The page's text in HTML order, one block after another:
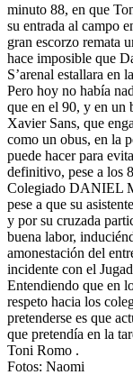
minuto 88, en que
su entrada al campo
gran escorzo remata
hace imposible que
S’arenal estallara en
Pero hoy no había
que en el 90, y en un
Xavier Sans, que
como un obus, en la
puede hacer para
definitivo, pese a los
Colegiado DANIEL
pese a que su
y por su cruzada
buena labor,
amonestación del
incidente con el
Entendiendo que en
respeto hacia los
pretenderse es que
que pretendía en la
Toni Romo .
Fotos: Naomi